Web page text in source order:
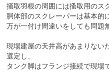
掻取羽根の周囲には搔取用のス
胴体部のスクレーパーは基本的
万が一付け間違いをしても問題
現場建屋の天井高があまりない
選定し、
タンク脚はフランジ接続で現場